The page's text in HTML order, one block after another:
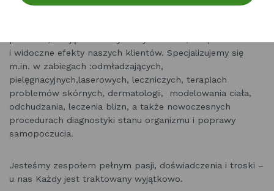
i widoczne efekty naszych klientów. Specjalizujemy się
m.in. w zabiegach :odmładzających,
pielęgnacyjnych,laserowych, leczniczych, terapiach
problemów skórnych, dermatologii, modelowania ciała,
odchudzania, leczenia blizn, a także nowoczesnych
procedurach diagnostyki stanu organizmu i poprawy
samopoczucia.
Jesteśmy zespołem pełnym pasji, doświadczenia i troski –
u nas Każdy jest traktowany wyjątkowo.